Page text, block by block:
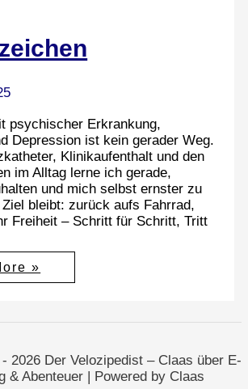
psychischer Erkrankung,
Depression ist kein gerader Weg.
Klinikaufenthalt und den
im Alltag lerne ich gerade,
und mich selbst ernster zu
bleibt: zurück aufs Fahrrad,
Freiheit – Schritt für Schritt, Tritt
»
2026 Der Velozipedist – Claas über E-
& Abenteuer | Powered by Claas